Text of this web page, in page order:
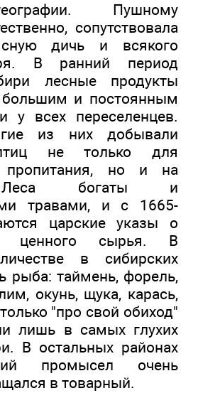
Пушному
сопутствовала
дичь и всякого
В ранний период
лесные продукты
большим и постоянным
у всех переселенцев.
из них добывали
не только для
пропитания, но и на
Леса богаты и
травами, и с 1665-
царские указы о
ценного сырья. В
в сибирских
рыба: таймень, форель,
окунь, щука, карась,
"про свой обиход"
лишь в самых глухих
В остальных районах
промысел очень
в товарный.